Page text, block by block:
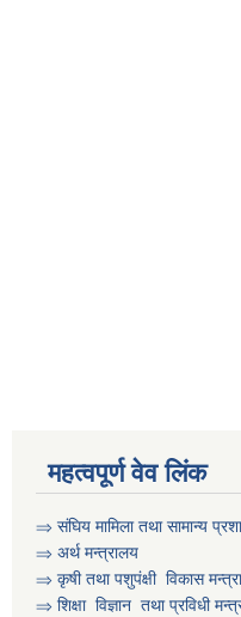
महत्वपूर्ण वेव लिंक
⇒ संघिय मामिला तथा सामान्य
⇒ अर्थ मन्त्रालय
⇒ कृषी तथा पशुप‌ंक्षी विकास
⇒ शिक्षा विज्ञान तथा प्रविधी